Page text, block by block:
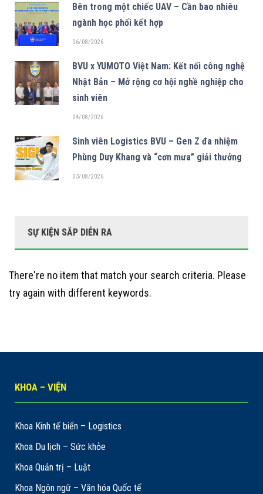
Bên trong một chiếc UAV – Cần bao nhiêu
ngành học phối kết hợp
06/08/2026
BVU x YUMOTO Việt Nam: Kết nối công nghệ
Nhật Bản – Mở rộng cơ hội nghề nghiệp cho
sinh viên
04/08/2026
Sinh viên Logistics BVU – Gen Z đa nhiệm
Phùng Duy Khang và “cơn mưa” giải thưởng
03/08/2026
SỰ KIỆN SẮP DIỄN RA
There're no item that match your search criteria. Please
try again with different keywords.
KHOA – VIỆN
Khoa Kinh tế biển – Logistics
Khoa Du lịch – Sức khỏe
Khoa Quản trị – Luật
Khoa Ngôn ngữ – Văn hóa Quốc tế